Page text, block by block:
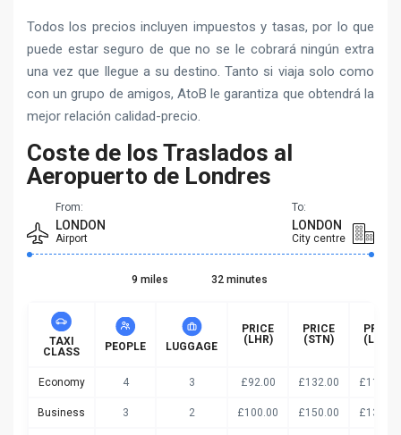
Todos los precios incluyen impuestos y tasas, por lo que
puede estar seguro de que no se le cobrará ningún extra
una vez que llegue a su destino. Tanto si viaja solo como
con un grupo de amigos, AtoB le garantiza que obtendrá la
mejor relación calidad-precio.
Coste de los Traslados al
Aeropuerto de Londres
From:
LONDON
Airport
To:
LONDON
City centre
9 miles 32 minutes
TAXI
CLASS
PEOPLE LUGGAGE
PRICE
(LHR)
PRICE
(STN)
PRICE
(LGW)
Economy 4 3 £92.00 £132.00 £119.00
Business 3 2 £100.00 £150.00 £136.00